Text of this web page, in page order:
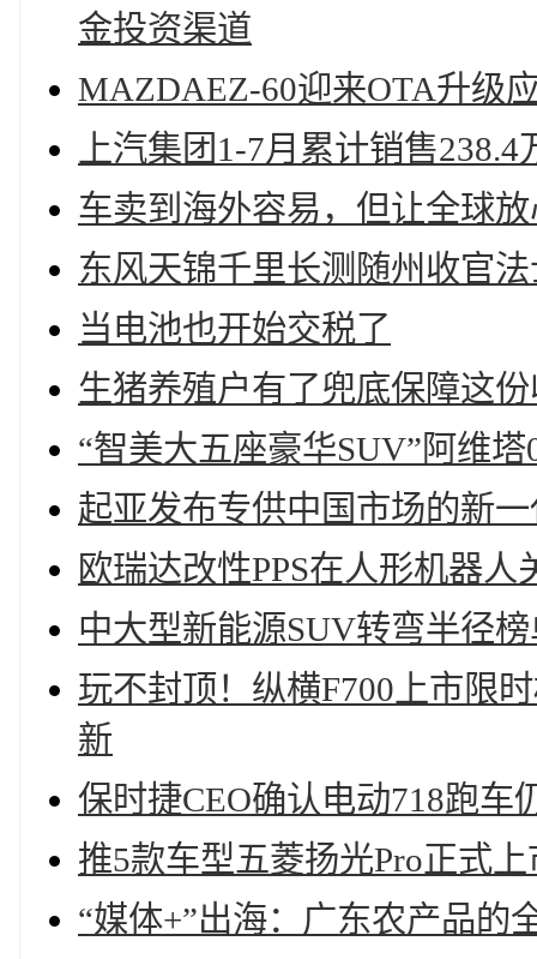
金投资渠道
MAZDAEZ-60迎来OTA升级
上汽集团1-7月累计销售
车卖到海外容易，但让全球
东风天锦千里长测随州收官
当电池也开始交税了
生猪养殖户有了兜底保障这
“智美大五座豪华SUV”阿维
起亚发布专供中国市场的新一
欧瑞达改性PPS在人形机器
中大型新能源SUV转弯半径
玩不封顶！纵横F700上市限
新
保时捷CEO确认电动718跑车
推5款车型五菱扬光Pro正式
“媒体+”出海：广东农产品的